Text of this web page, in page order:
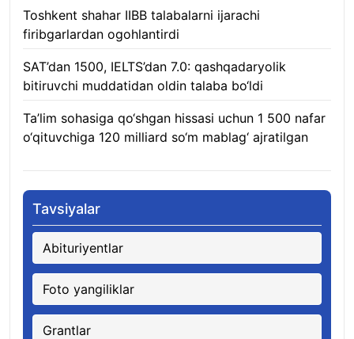
Toshkent shahar IIBB talabalarni ijarachi
firibgarlardan ogohlantirdi
SAT’dan 1500, IELTS’dan 7.0: qashqadaryolik
bitiruvchi muddatidan oldin talaba bo‘ldi
Ta’lim sohasiga qo‘shgan hissasi uchun 1 500 nafar
o‘qituvchiga 120 milliard so‘m mablag‘ ajratilgan
Tavsiyalar
Abituriyentlar
Foto yangiliklar
Grantlar